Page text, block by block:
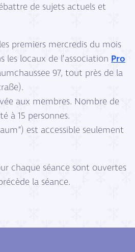
de sujets actuels et
premiers mercredis du mois
les locaux de l’associationPro
97, tout près de la
aux membres. Nombre de
à 15 personnes.
est accessible seulement
chaque séance sont ouvertes
la séance.